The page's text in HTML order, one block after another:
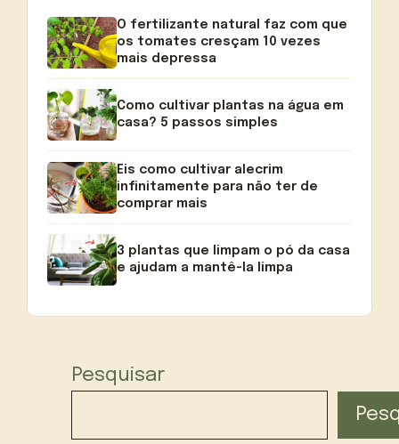
O fertilizante natural faz com que
os tomates cresçam 10 vezes
mais depressa
Como cultivar plantas na água em
casa? 5 passos simples
Eis como cultivar alecrim
infinitamente para não ter de
comprar mais
3 plantas que limpam o pó da casa
e ajudam a mantê-la limpa
Pesquisar